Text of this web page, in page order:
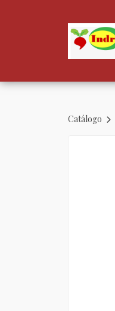
Catálogo